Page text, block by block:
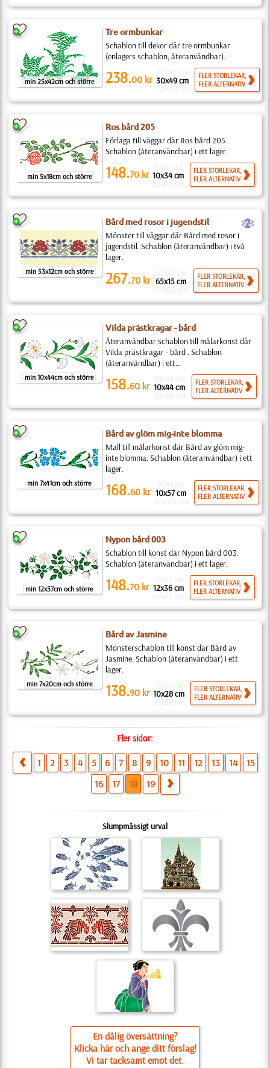
min 25x42cm och större
Tre ormbunkar
Schablon till dekor där tre ormbunkar
(enlagers schablon, återanvändbar).
238.00 kr 30x49 cm
FLER STORLEKAR,
FLER ALTERNATIV
min 5x18cm och större
Ros bård 205
Förlaga till väggar där Ros bård 205.
Schablon (återanvändbar) i ett lager.
148.70 kr 10x34 cm
FLER STORLEKAR,
FLER ALTERNATIV
min 53x12cm och större
Bård med rosor i jugendstil b
Mönster till väggar där Bård med rosor i
jugendstil. Schablon (återanvändbar) i två
lager.
267.70 kr 65x15 cm
FLER STORLEKAR,
FLER ALTERNATIV
min 10x44cm och större
Vilda prästkragar - bård
Återanvändbar schablon till målarkonst där
Vilda prästkragar - bård . Schablon
(återanvändbar) i ett...
158.60 kr 10x44 cm
FLER STORLEKAR,
FLER ALTERNATIV
min 7x41cm och större
Bård av glöm mig-inte blomma
Mall till målarkonst där Bård av glöm mig-
inte blomma. Schablon (återanvändbar) i ett
lager.
168.60 kr 10x57 cm
FLER STORLEKAR,
FLER ALTERNATIV
min 12x37cm och större
Nypon bård 003
Schablon till konst där Nypon bård 003.
Schablon (återanvändbar) i ett lager.
148.70 kr 12x36 cm
FLER STORLEKAR,
FLER ALTERNATIV
min 7x20cm och större
Bård av Jasmine
Mönsterschablon till konst där Bård av
Jasmine. Schablon (återanvändbar) i ett
lager.
138.90 kr 10x28 cm
FLER STORLEKAR,
FLER ALTERNATIV
Fler sidor:
1 2 3 4 5 6 7 8 9 10 11 12 13 14
15
16
17 18 19
Slumpmässigt urval
En dålig översättning?
Klicka här och ange ditt förslag!
Vi tar tacksamt emot det.